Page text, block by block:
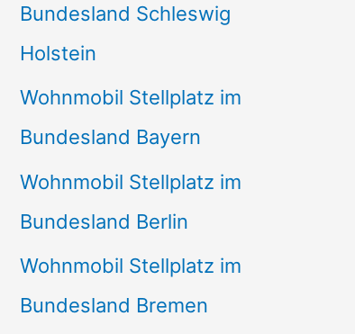
:Bundesland Schleswig
Holstein
Wohnmobil Stellplatz im
Bundesland Bayern
Wohnmobil Stellplatz im
Bundesland Berlin
Wohnmobil Stellplatz im
Bundesland Bremen